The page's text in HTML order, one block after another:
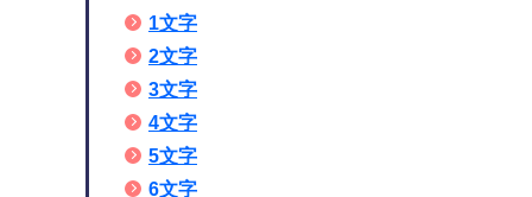
1文字
2文字
3文字
4文字
5文字
6文字